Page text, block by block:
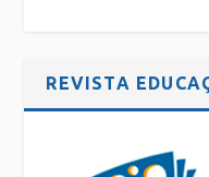
REVISTA